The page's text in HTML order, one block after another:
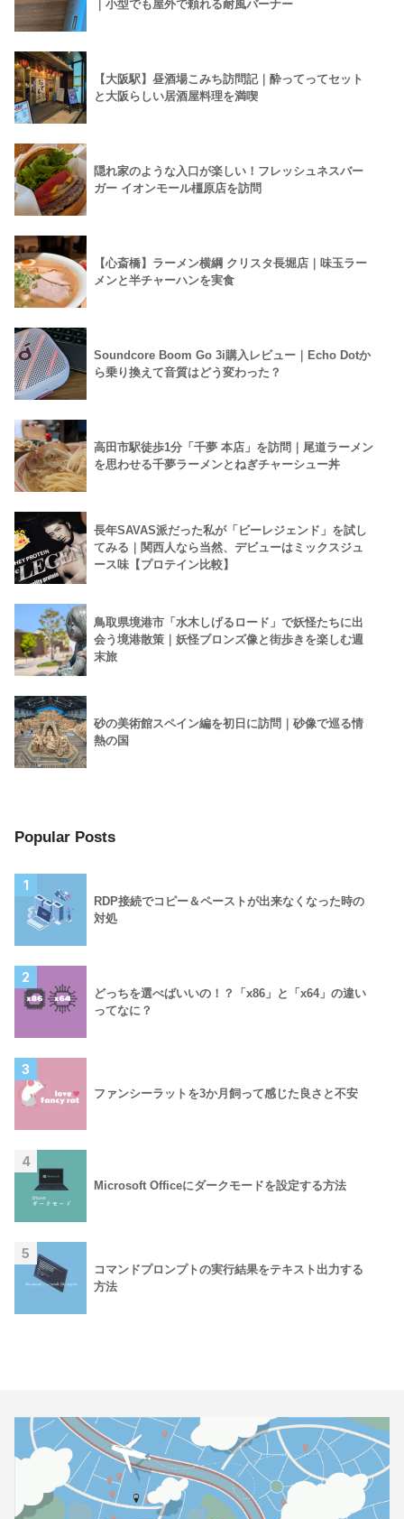
｜小型でも屋外で頼れる耐風バーナー
【大阪駅】昼酒場こみち訪問記｜酔ってってセット
と大阪らしい居酒屋料理を満喫
隠れ家のような入口が楽しい！フレッシュネスバー
ガー イオンモール橿原店を訪問
【心斎橋】ラーメン横綱 クリスタ長堀店｜味玉ラー
メンと半チャーハンを実食
Soundcore Boom Go 3i購入レビュー｜Echo Dotか
ら乗り換えて音質はどう変わった？
高田市駅徒歩1分「千夢 本店」を訪問｜尾道ラーメン
を思わせる千夢ラーメンとねぎチャーシュー丼
長年SAVAS派だった私が「ビーレジェンド」を試し
てみる｜関西人なら当然、デビューはミックスジュ
ース味【プロテイン比較】
鳥取県境港市「水木しげるロード」で妖怪たちに出
会う境港散策｜妖怪ブロンズ像と街歩きを楽しむ週
末旅
砂の美術館スペイン編を初日に訪問｜砂像で巡る情
熱の国
Popular Posts
1
RDP接続でコピー＆ペーストが出来なくなった時の
対処
2
どっちを選べばいいの！？「x86」と「x64」の違い
ってなに？
3
ファンシーラットを3か月飼って感じた良さと不安
4
Microsoft Officeにダークモードを設定する方法
5
コマンドプロンプトの実行結果をテキスト出力する
方法